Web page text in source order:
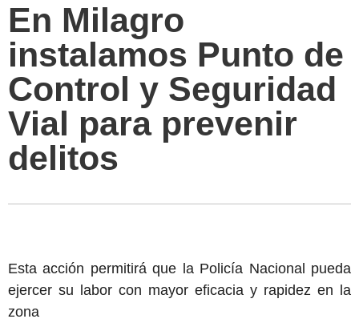
En Milagro
instalamos Punto de
Control y Seguridad
Vial para prevenir
delitos
Esta acción permitirá que la Policía Nacional pueda
ejercer su labor con mayor eficacia y rapidez en la
zona